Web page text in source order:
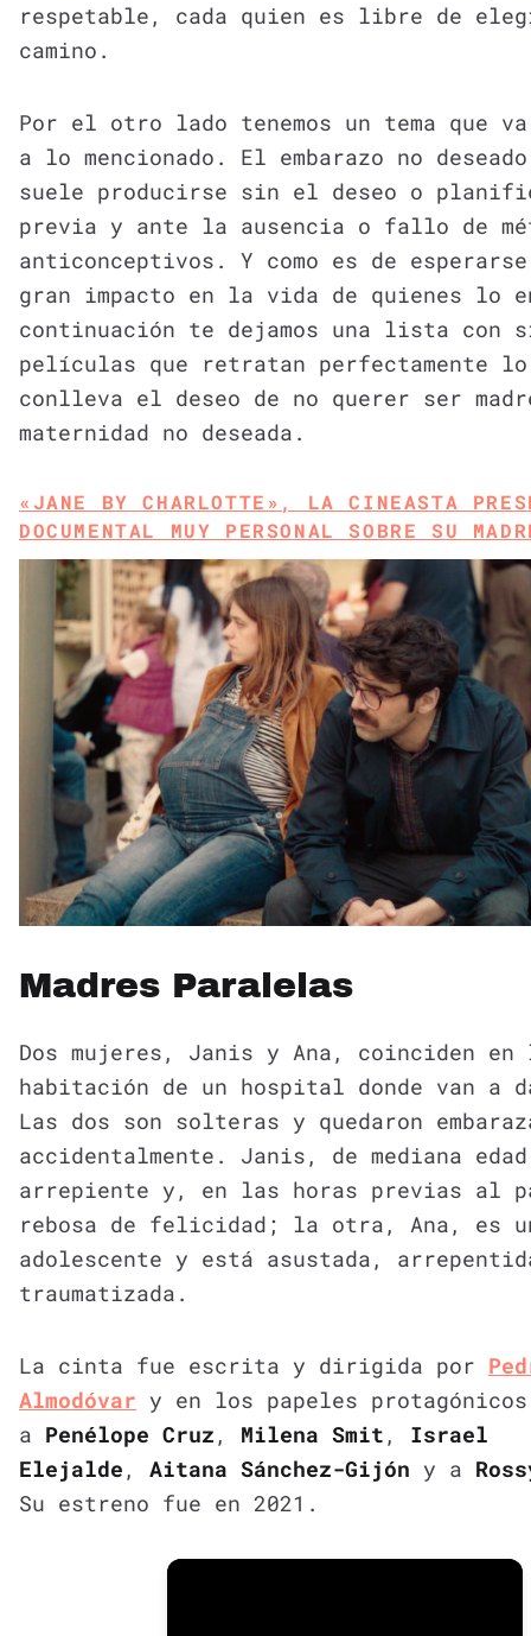
respetable, cada quien es libre de
camino.
Por el otro lado tenemos un tema que
a lo mencionado. El embarazo no
suele producirse sin el deseo o
previa y ante la ausencia o fallo de
anticonceptivos. Y como es de
gran impacto en la vida de quienes lo
continuación te dejamos una lista con
películas que retratan perfectamente lo
conlleva el deseo de no querer ser
maternidad no deseada.
«JANE BY CHARLOTTE», LA CINEASTA
DOCUMENTAL MUY PERSONAL SOBRE SU
Madres Paralelas
Dos mujeres, Janis y Ana, coinciden en
habitación de un hospital donde van a
Las dos son solteras y quedaron
accidentalmente. Janis, de mediana
arrepiente y, en las horas previas al
rebosa de felicidad; la otra, Ana, es
adolescente y está asustada,
traumatizada.
La cinta fue escrita y dirigida por
Almodóvar y en los papeles protagónicos
a Penélope Cruz , Milena Smit , Israel
Elejalde , Aitana Sánchez-Gijón y a
Su estreno fue en 2021.